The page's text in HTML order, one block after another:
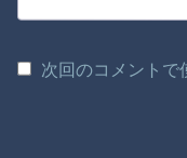
次回のコメントで